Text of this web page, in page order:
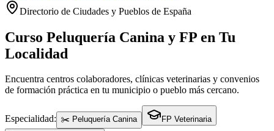
Directorio de Ciudades y Pueblos de España
Curso Peluquería Canina y FP en Tu
Localidad
Encuentra centros colaboradores, clínicas veterinarias y convenios
de formación práctica en tu municipio o pueblo más cercano.
Especialidad: ✂️ Peluquería Canina
FP Veterinaria